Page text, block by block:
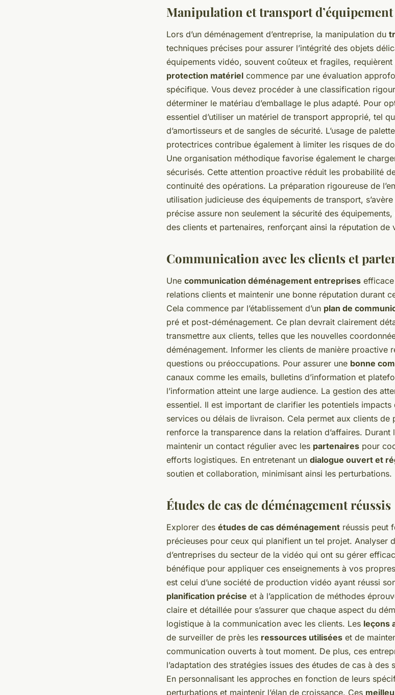
Manipulation et transport d’équipement
Lors d’un déménagement d’entreprise, la manipulation du
techniques précises pour assurer l’intégrité des objets
équipements vidéo, souvent coûteux et fragiles,
protection matériel commence par une évaluation
spécifique. Vous devez procéder à une classification
déterminer le matériau d’emballage le plus adapté. Pour
essentiel d’utiliser un matériel de transport approprié, tel
d’amortisseurs et de sangles de sécurité. L’usage de
protectrices contribue également à limiter les risques de
Une organisation méthodique favorise également le
sécurisés. Cette attention proactive réduit les probabilité
continuité des opérations. La préparation rigoureuse de
utilisation judicieuse des équipements de transport,
précise assure non seulement la sécurité des
des clients et partenaires, renforçant ainsi la réputation de
Communication avec les clients et
Une communication déménagement entreprises
relations clients et maintenir une bonne réputation durant
Cela commence par l’établissement d’un plan de
pré et post-déménagement. Ce plan devrait clairement
transmettre aux clients, telles que les nouvelles
déménagement. Informer les clients de manière proactive
questions ou préoccupations. Pour assurer une bonne
canaux comme les emails, bulletins d’information et
l’information atteint une large audience. La gestion des
essentiel. Il est important de clarifier les potentiels impacts
services ou délais de livraison. Cela permet aux clients de
renforce la transparence dans la relation d’affaires.
maintenir un contact régulier avec les partenaires pour
efforts logistiques. En entretenant un dialogue ouvert et
soutien et collaboration, minimisant ainsi les perturbations.
Études de cas de déménagement réussis
Explorer des études de cas déménagement réussis peut
précieuses pour ceux qui planifient un tel projet. Analyser
d’entreprises du secteur de la vidéo qui ont su gérer
bénéfique pour appliquer ces enseignements à vos
est celui d’une société de production vidéo ayant réussi
planification précise et à l’application de méthodes
claire et détaillée pour s’assurer que chaque aspect du
logistique à la communication avec les clients. Les leçons
de surveiller de près les ressources utilisées et de
communication ouverts à tout moment. De plus, ces
l’adaptation des stratégies issues des études de cas à des
En personnalisant les approches en fonction de leurs
perturbations et maintenir l’élan de croissance. Ces